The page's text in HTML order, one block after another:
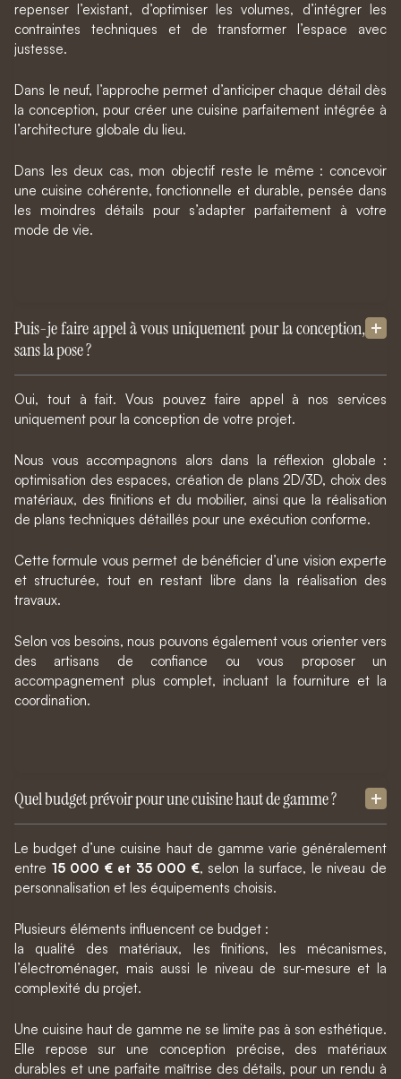
repenser l’existant, d’optimiser les volumes, d’intégrer les
contraintes techniques et de transformer l’espace avec
justesse.
Dans le neuf, l’approche permet d’anticiper chaque détail dès
la conception, pour créer une cuisine parfaitement intégrée à
l’architecture globale du lieu.
Dans les deux cas, mon objectif reste le même : concevoir
une cuisine cohérente, fonctionnelle et durable, pensée dans
les moindres détails pour s’adapter parfaitement à votre
mode de vie.
Puis-je faire appel à vous uniquement pour la conception,
sans la pose ?
Oui, tout à fait. Vous pouvez faire appel à nos services
uniquement pour la conception de votre projet.
Nous vous accompagnons alors dans la réflexion globale :
optimisation des espaces, création de plans 2D/3D, choix des
matériaux, des finitions et du mobilier, ainsi que la réalisation
de plans techniques détaillés pour une exécution conforme.
Cette formule vous permet de bénéficier d’une vision experte
et structurée, tout en restant libre dans la réalisation des
travaux.
Selon vos besoins, nous pouvons également vous orienter vers
des artisans de confiance ou vous proposer un
accompagnement plus complet, incluant la fourniture et la
coordination.
Quel budget prévoir pour une cuisine haut de gamme ?
Le budget d’une cuisine haut de gamme varie généralement
entre 15 000 € et 35 000 €, selon la surface, le niveau de
personnalisation et les équipements choisis.
Plusieurs éléments influencent ce budget :
la qualité des matériaux, les finitions, les mécanismes,
l’électroménager, mais aussi le niveau de sur-mesure et la
complexité du projet.
Une cuisine haut de gamme ne se limite pas à son esthétique.
Elle repose sur une conception précise, des matériaux
durables et une parfaite maîtrise des détails, pour un rendu à